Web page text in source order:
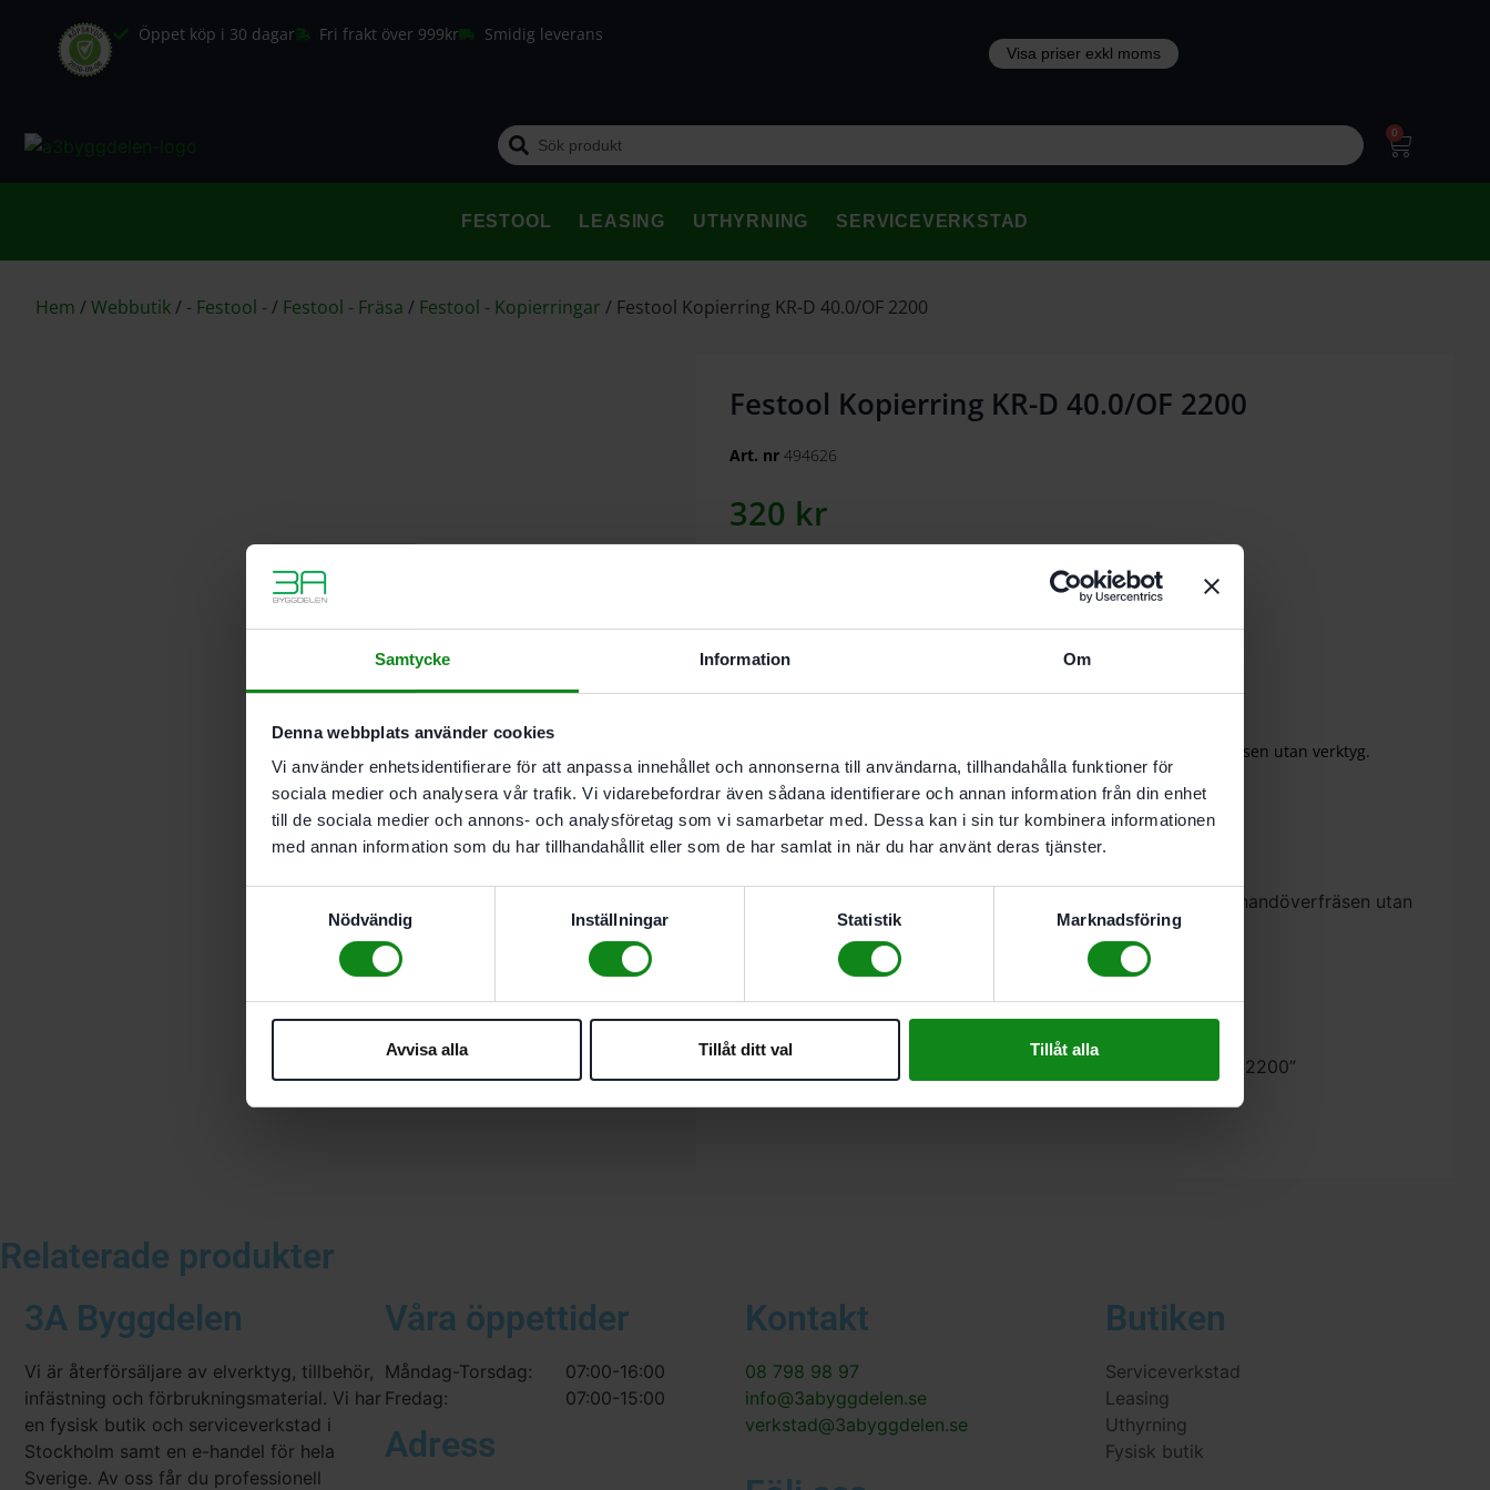
Samtycke Information Om
Denna webbplats använder cookies
Vi använder enhetsidentifierare för att anpassa innehållet och annonserna till användarna, tillhandahålla funktioner för
sociala medier och analysera vår trafik. Vi vidarebefordrar även sådana identifierare och annan information från din enhet
till de sociala medier och annons- och analysföretag som vi samarbetar med. Dessa kan i sin tur kombinera informationen
med annan information som du har tillhandahållit eller som de har samlat in när du har använt deras tjänster.
Nödvändig
Inställningar Statistik Marknadsföring
Avvisa alla Tillåt ditt val Tillåt alla
Öppet köp i 30 dagar Fri frakt över 999kr Smidig leverans
0
FESTOOL LEASING UTHYRNING SERVICEVERKSTAD
Hem /Webbutik/ - Festool -/ Festool - Fräsa / Festool - Kopierringar / Festool Kopierring KR-D 40.0/OF 2200
Festool Kopierring KR-D 40.0/OF 2200
Art. nr 494626
320 kr
Lägg till i varukorg
Kopierring för avkänning av frässchabloner. Monteras i handöverfräsen utan verktyg.
Beskrivning Teknisk Data Recensioner (0)
Egenskaper
Kopierring för avkänning av frässchabloner. Monteras i handöverfräsen utan
verktyg.
För OF 2200
D 40 mm; d 37 mm
Det finns inga recensioner än.
Bli först med att recensera ”Festool Kopierring KR-D 40.0/OF 2200”
Relaterade produkter
3A Byggdelen
Vi är återförsäljare av elverktyg, tillbehör,
infästning och förbrukningsmaterial. Vi har
en fysisk butik och serviceverkstad i
Stockholm samt en e-handel för hela
Sverige. Av oss får du professionell
Våra öppettider
Måndag-Torsdag:
Fredag:
07:00-16:00
07:00-15:00
Adress
Kontakt
08 798 98 97
info@3abyggdelen.se
verkstad@3abyggdelen.se
Butiken
Serviceverkstad
Leasing
Uthyrning
Fysisk butik